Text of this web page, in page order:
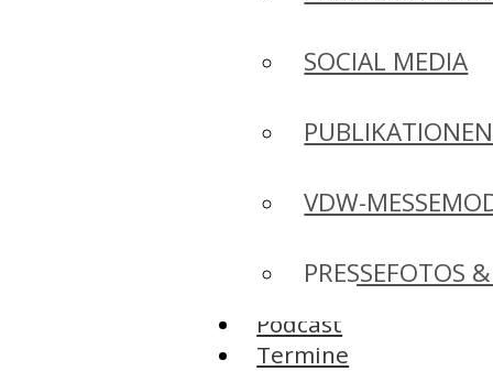
SOCIAL MEDIA
PUBLIKATIONEN
VDW-
PRESSEFOTOS
Podcast
Termine